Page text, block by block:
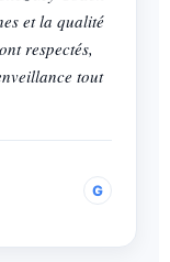
et la qualité
respectés,
tout
G